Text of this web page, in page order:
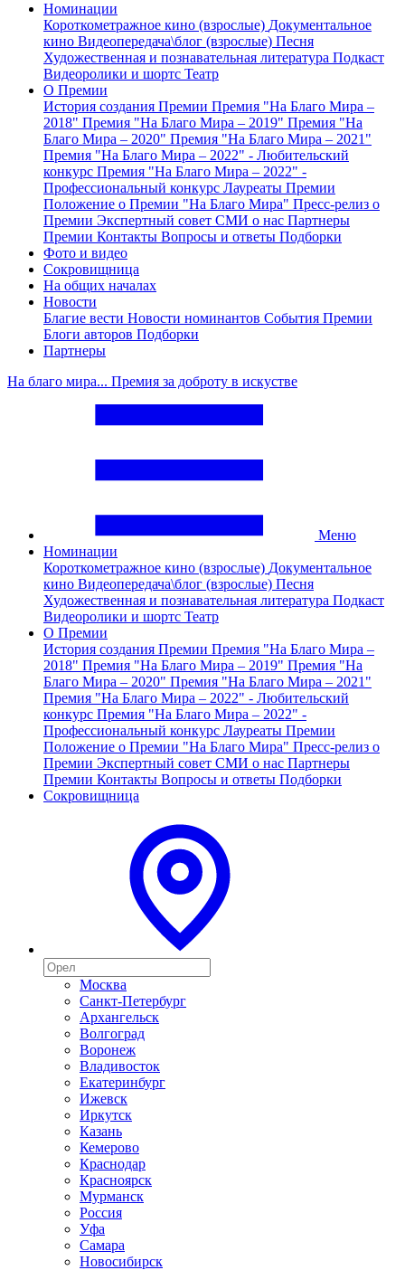
Номинации
Короткометражное кино (взрослые) Документальное
кино Видеопередача\блог (взрослые) Песня
Художественная и познавательная литература Подкаст
Видеоролики и шортс Театр
О Премии
История создания Премии Премия "На Благо Мира –
2018" Премия "На Благо Мира – 2019" Премия "На
Благо Мира – 2020" Премия "На Благо Мира – 2021"
Премия "На Благо Мира – 2022" - Любительский
конкурс Премия "На Благо Мира – 2022" -
Профессиональный конкурс Лауреаты Премии
Положение о Премии "На Благо Мира" Пресс-релиз о
Премии Экспертный совет СМИ о нас Партнеры
Премии Контакты Вопросы и ответы Подборки
Фото и видео
Сокровищница
На общих началах
Новости
Благие вести Новости номинантов События Премии
Блоги авторов Подборки
Партнеры
На благо мира... Премия за доброту в искустве
Меню
Номинации
Короткометражное кино (взрослые) Документальное
кино Видеопередача\блог (взрослые) Песня
Художественная и познавательная литература Подкаст
Видеоролики и шортс Театр
О Премии
История создания Премии Премия "На Благо Мира –
2018" Премия "На Благо Мира – 2019" Премия "На
Благо Мира – 2020" Премия "На Благо Мира – 2021"
Премия "На Благо Мира – 2022" - Любительский
конкурс Премия "На Благо Мира – 2022" -
Профессиональный конкурс Лауреаты Премии
Положение о Премии "На Благо Мира" Пресс-релиз о
Премии Экспертный совет СМИ о нас Партнеры
Премии Контакты Вопросы и ответы Подборки
Сокровищница
Москва
Санкт-Петербург
Архангельск
Волгоград
Воронеж
Владивосток
Екатеринбург
Ижевск
Иркутск
Казань
Кемерово
Краснодар
Красноярск
Мурманск
Россия
Уфа
Самара
Новосибирск